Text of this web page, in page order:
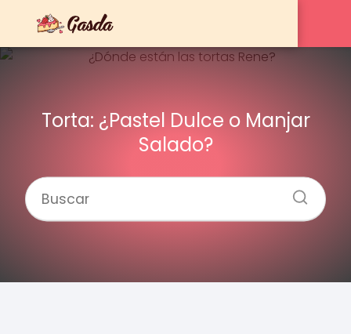
Torta: ¿Pastel Dulce o Manjar
Salado?